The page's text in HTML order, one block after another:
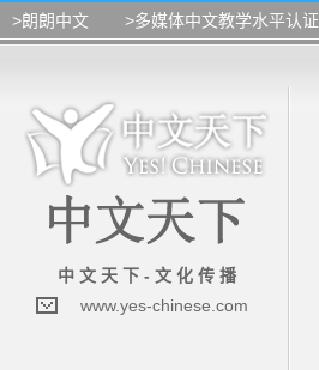
>朗朗中文 >多媒体中文教学水平认证
中 文 天 下 - 文 化 传 播
www.yes-chinese.com